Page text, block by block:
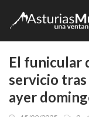
El funicular
servicio tras
ayer